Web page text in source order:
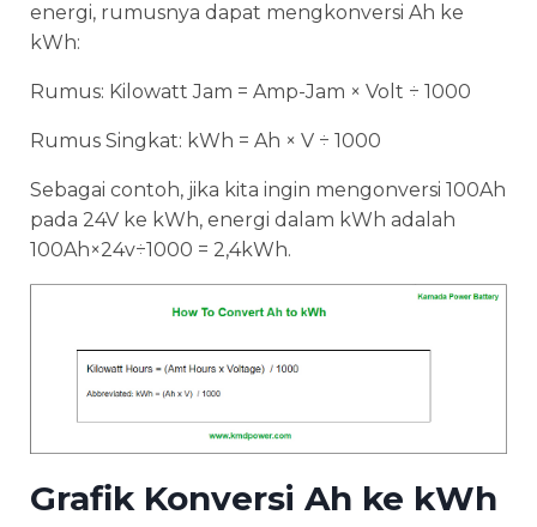
energi, rumusnya dapat mengkonversi Ah ke
kWh:
Rumus: Kilowatt Jam = Amp-Jam × Volt ÷ 1000
Rumus Singkat: kWh = Ah × V ÷ 1000
Sebagai contoh, jika kita ingin mengonversi 100Ah
pada 24V ke kWh, energi dalam kWh adalah
100Ah×24v÷1000 = 2,4kWh.
Grafik Konversi Ah ke kWh